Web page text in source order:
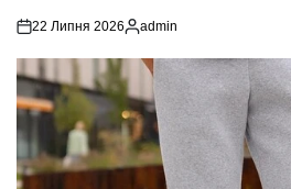
22 Липня 2026
Опубліковано
admin